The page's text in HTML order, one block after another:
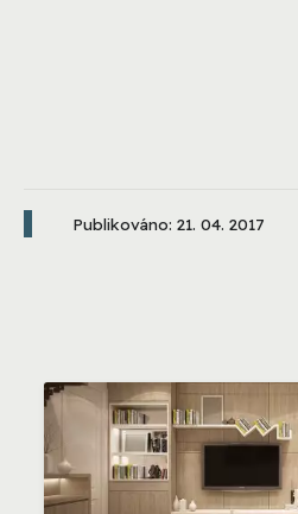
Publikováno: 21. 04. 2017